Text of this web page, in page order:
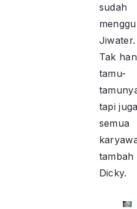
sudah
Jiwater.
Tak
tamu-
tapi juga
semua
tambah
Dicky.